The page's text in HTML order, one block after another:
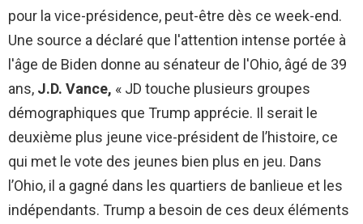
pour la vice-présidence, peut-être dès ce week-end.
Une source a déclaré que l'attention intense portée à
l'âge de Biden donne au sénateur de l'Ohio, âgé de 39
ans, J.D. Vance, « JD touche plusieurs groupes
démographiques que Trump apprécie. Il serait le
deuxième plus jeune vice-président de l’histoire, ce
qui met le vote des jeunes bien plus en jeu. Dans
l’Ohio, il a gagné dans les quartiers de banlieue et les
indépendants. Trump a besoin de ces deux éléments